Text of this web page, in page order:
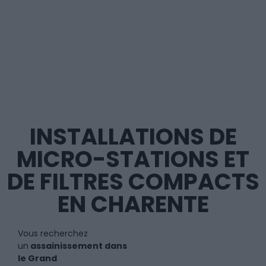
INSTALLATIONS DE
MICRO-STATIONS ET
DE FILTRES COMPACTS
EN CHARENTE
Vous recherchez
un assainissement dans
le Grand